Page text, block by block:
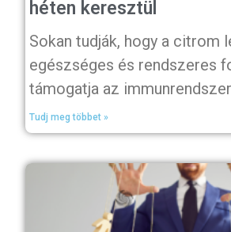
héten keresztül
Sokan tudják, hogy a citrom
egészséges és rendszeres
támogatja az
Tudj meg többet »